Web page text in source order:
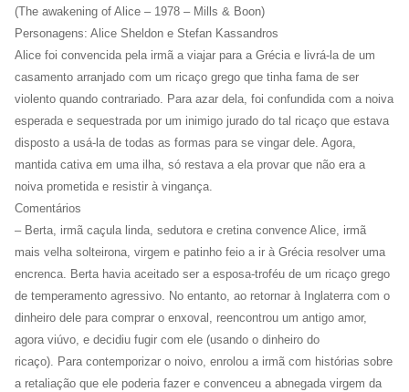
(The awakening of Alice – 1978 – Mills & Boon)
Personagens: Alice Sheldon e Stefan Kassandros
Alice foi convencida pela irmã a viajar para a Grécia e livrá-la de um
casamento arranjado com um ricaço grego que tinha fama de ser
violento quando contrariado. Para azar dela, foi confundida com a noiva
esperada e sequestrada por um inimigo jurado do tal ricaço que estava
disposto a usá-la de todas as formas para se vingar dele. Agora,
mantida cativa em uma ilha, só restava a ela provar que não era a
noiva prometida e resistir à vingança.
Comentários
– Berta, irmã caçula linda, sedutora e cretina convence Alice, irmã
mais velha solteirona, virgem e patinho feio a ir à Grécia resolver uma
encrenca. Berta havia aceitado ser a esposa-troféu de um ricaço grego
de temperamento agressivo. No entanto, ao retornar à Inglaterra com o
dinheiro dele para comprar o enxoval, reencontrou um antigo amor,
agora viúvo, e decidiu fugir com ele (usando o dinheiro do
ricaço). Para contemporizar o noivo, enrolou a irmã com histórias sobre
a retaliação que ele poderia fazer e convenceu a abnegada virgem da